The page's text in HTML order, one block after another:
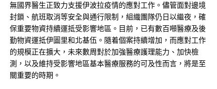
無國界醫生正致力支援伊波拉疫情的應對工作。儘管面對邊境
封鎖、航班取消等安全與通行限制，組織團隊仍日以繼夜，確
保重要物資持續運抵受影響地區。目前，已有數百噸醫療及後
勤物資運抵伊圖里和北基伍。隨着個案持續增加，而應對工作
的規模正在擴大，未來數周對於加強醫療護理能力、加快檢
測，以及維持受影響地區基本醫療服務的可及性而言，將是至
關重要的時期。